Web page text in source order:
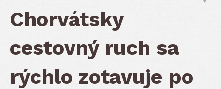
Chorvátsky
cestovný ruch sa
rýchlo zotavuje po